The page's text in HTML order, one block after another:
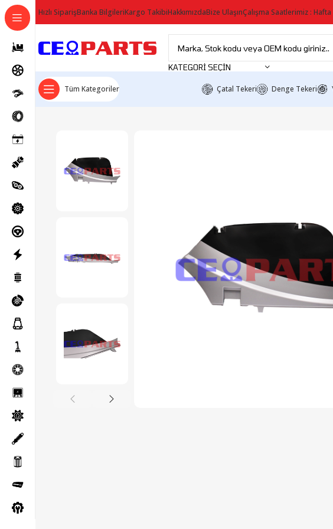
Hızlı SiparişBanka BilgileriKargo TakibiHakkımızdaBize UlaşınÇalışma Saatlerimiz :
KATEGORI SEÇIN
Tüm Kategoriler Çatal Tekeri Denge Tekeri